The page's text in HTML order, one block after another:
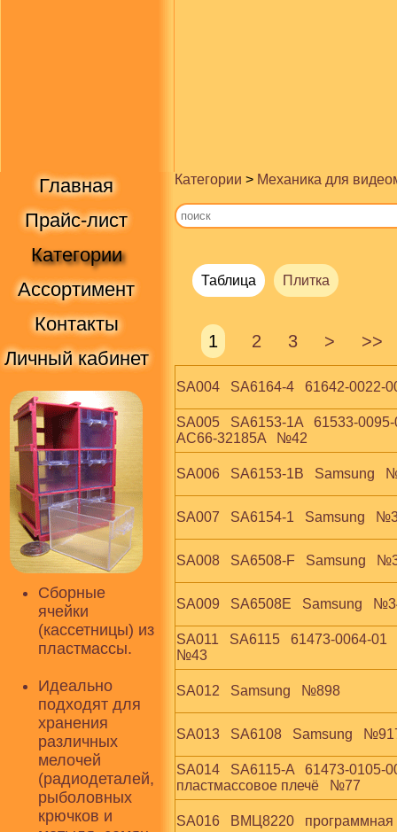
Главная
Прайс-лист
Категории
Ассортимент
Контакты
Личный кабинет
Сборные
ячейки
(кассетницы) из
пластмассы.
Идеально
подходят для
хранения
различных
мелочей
(радиодеталей,
рыболовных
крючков и
Категории > Механика для
Таблица Плитка
1 2 3 > >>
SA004   SA6164-4   61642-0022-
SA005   SA6153-1A   61533-
AC66-32185A   №42
SA006   SA6153-1B   Samsung
SA007   SA6154-1   Samsung
SA008   SA6508-F   Samsung
SA009   SA6508E   Samsung
SA011   SA6115   61473-0064-01
№43
SA012   Samsung   №898
SA013   SA6108   Samsung
SA014   SA6115-A   61473-0105-
пластмассовое плечё   №77
SA016   ВМЦ8220